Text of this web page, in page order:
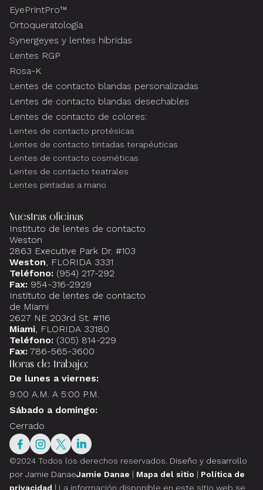
EyePrintPro™
Ortoqueratología
Synergeyes y lentes híbridas
Lentes RGP
Rosa-K
Lentes de contacto blandas personalizadas
Lentes de contacto blandas desechables
Lentes de contacto de colores:
Lentes de contacto protésicas
Lentes de contacto tintadas terapéuticas
Lentes de contacto cosméticas
Lentes de contacto teatrales
Lentes pintadas a mano
Nuestras oficinas
Instituto de lentes de contacto
Weston
2863 Executive Park Dr. #103
Weston, FLORIDA 3331
Teléfono: (954) 217-292
Fax: 954-316-2929
Instituto de lentes de contacto
de Miami
2627 NE 203rd St. #116
Miami, FLORIDA 33180
Teléfono: (305) 814-229
Fax: 786-565-3600
Horas de trabajo:
De lunes a viernes:
9:00 A.M. A 5:00 P.M.
Sábado a domingo:
Cerrado
©2024 Todos los derechos reservados. Diseño y desarrollo
por Jamie DanaeJamie Danae | Mapa del sitio | Política de
privacidad | La información disponible en este sitio web se